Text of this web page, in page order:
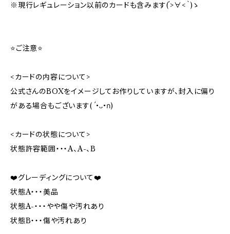
※現行レギュレーション以前のカードも含みます(´>∀<｀)ゝ
⭐️ご注意⭐️
<カードの内容について>
公式さんのBOXをイメージしてお作りしていますが、封入に偏り
がある場合もございます( ´•ᴗ•ก)
<カードの状態について>
状態許容範囲・・・A、A-、B
❤️グレーディングについて❤️
状態A・・・美品
状態A-・・・やや傷や汚れあり
状態B・・・傷や汚れあり